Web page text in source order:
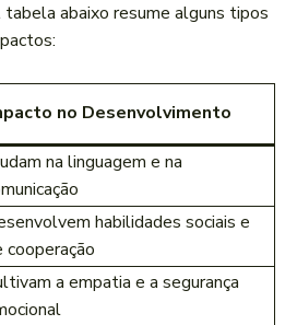
abaixo ‍resume alguns tipos
no Desenvolvimento
na linguagem e⁢ na
habilidades sociais e
cooperação
a empatia e a segurança